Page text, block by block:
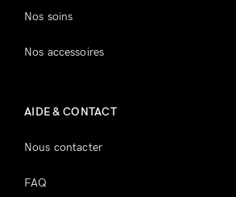
Nos soins
Nos accessoires
AIDE & CONTACT
Nous contacter
FAQ